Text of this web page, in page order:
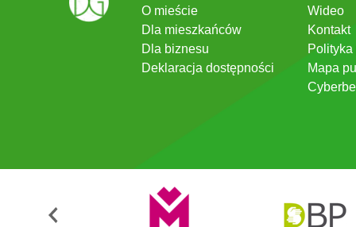
O mieście
Dla mieszkańców
Dla biznesu
Deklaracja dostępności
Wideo
Kontakt
Mapa